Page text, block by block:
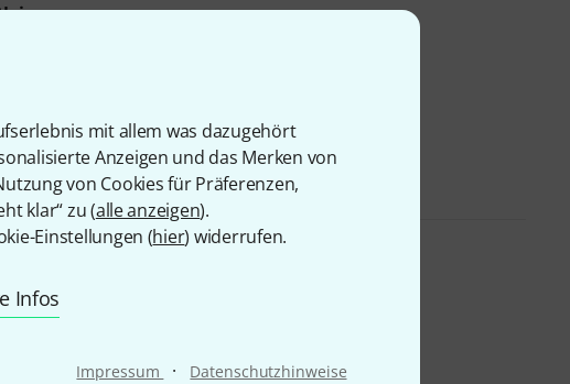
mit allem was dazugehört
Anzeigen und das Merken von
von Cookies für Präferenzen,
klar“ zu (alle anzeigen).
Einstellungen (hier) widerrufen.
Infos
Impressum · Datenschutzhinweise